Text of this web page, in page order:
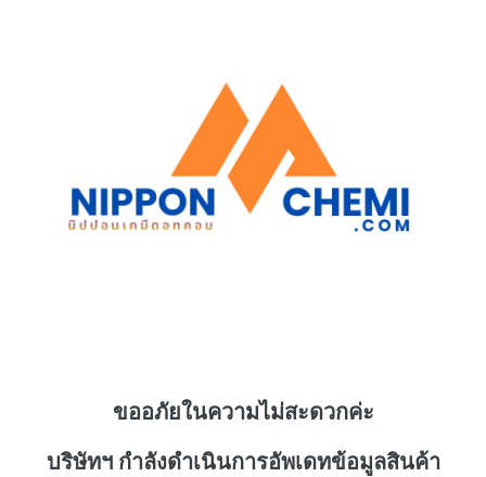
ขออภัยในความไม่สะดวกค่ะ
บริษัทฯ กำลังดำเนินการอัพเดทข้อมูลสินค้า